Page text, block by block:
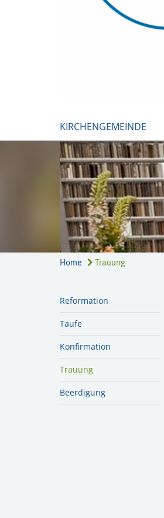
KIRCHENGEMEINDE
Home Trauung
Reformation
Taufe
Konfirmation
Trauung
Beerdigung